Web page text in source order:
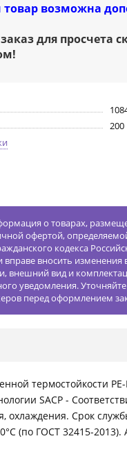
возможна
для просчета
!
200
о товарах,
офертой,
кодекса
вправе вносить изменения
внешний вид и
уведомления.
перед оформлением
термостойкости
SACP -
Срок
(по ГОСТ 32415-